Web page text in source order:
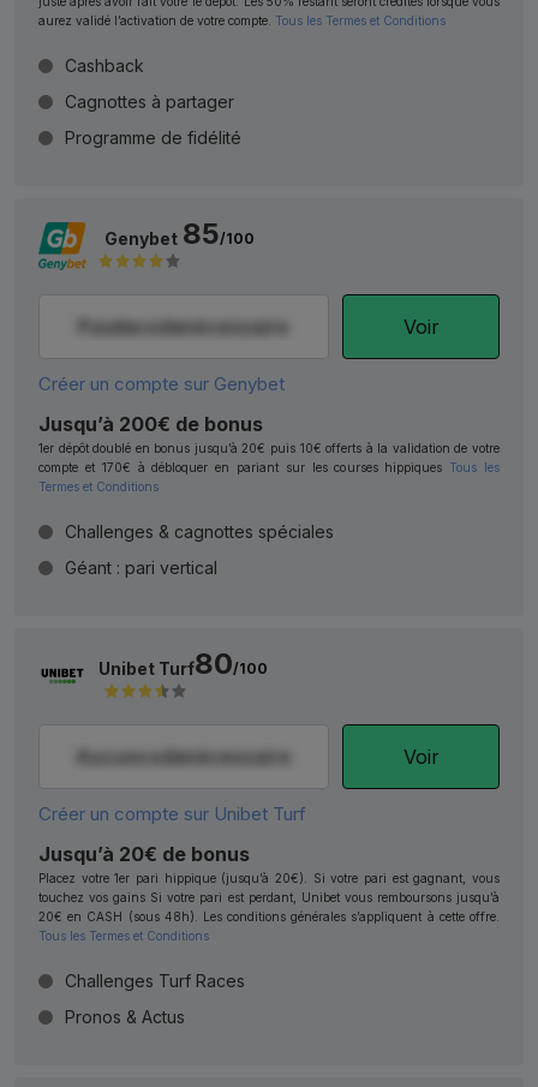
aurez validé l’activation de votre compte. Tous les Termes et Conditions
Cashback
Cagnottes à partager
Programme de fidélité
Genybet 85/100
Voir
Créer un compte sur Genybet
Jusqu’à 200€ de bonus
1er dépôt doublé en bonus jusqu’à 20€ puis 10€ offerts à la validation de votre
compte et 170€ à débloquer en pariant sur les courses hippiques Tous les
Termes et Conditions
Challenges & cagnottes spéciales
Géant : pari vertical
Unibet Turf80/100
Voir
Créer un compte sur Unibet Turf
Jusqu’à 20€ de bonus
Placez votre 1er pari hippique (jusqu’à 20€). Si votre pari est gagnant, vous
touchez vos gains Si votre pari est perdant, Unibet vous remboursons jusqu’à
20€ en CASH (sous 48h). Les conditions générales s’appliquent à cette offre.
Tous les Termes et Conditions
Challenges Turf Races
Pronos & Actus